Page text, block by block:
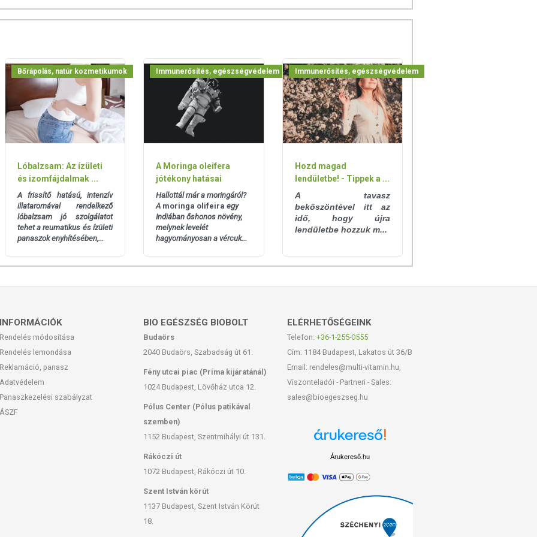
készült fagyasztva őrlésével, minimum 1%
feltüntetett időpontot.
védve. A készítményt a gyermekek elől el kell zárni.
Pharma Kft.
frissítjük, törekszünk arra, hogy naprakészek
a figyelmet, hogy ennek ellenére a webshopon szereplő
, összetétel-, és allergén információkat is) csak
eltérhetnek az élelmiszerek természetéből adódóan. A
csomagolásán találják meg.
A termék nem az orvosi kezelés helyettesítésére
elzárva tartandó!
levő európai uniós szabályozás szerint
Bár az étrend-kiegészítők kedvező élettani
eltérő lehet, jelölésük, megjelenítésük, és
a készítményeknek betegséget megelőző vagy gyógyító
Bőrápolás, natúr kozmetikumok
Lóbalzsam: Az ízületi
és izomfájdalmak ...
A frissítő hatású, intenzív
illataromával rendelkező
lóbalzsam jó szolgálatot
tehet a reumatikus és ízületi
panaszok enyhítésében,...
Immunerősítés, egészségvédelem
A Moringa oleifera
jótékony hatásai
Hallottál már a moringáról?
A moringa olifeira egy
Indiában őshonos növény,
melynek levelét
hagyományosan a vércuk...
Immunerősítés, egészségvédelem
Hozd magad
lendületbe! - Tippek a ...
A tavasz
beköszöntével itt az
idő, hogy újra
lendületbe hozzuk m...
INFORMÁCIÓK
Rendelés módosítása
Rendelés lemondása
Reklamáció, panasz
Adatvédelem
Panaszkezelési szabályzat
ÁSZF
BIO EGÉSZSÉG BIOBOLT
Budaörs
2040 Budaörs, Szabadság út 61.
Fény utcai piac (Príma kijáratánál)
1024 Budapest, Lövőház utca 12.
Pólus Center (Pólus patikával
szemben)
1152 Budapest, Szentmihályi út 131.
Rákóczi út
1072 Budapest, Rákóczi út 10.
Szent István körút
1137 Budapest, Szent István Körút
18.
ELÉRHETŐSÉGEINK
Telefon: +36-1-255-0555
Cím: 1184 Budapest, Lakatos út 36/B
Email: rendeles@multi-vitamin.hu,
Viszonteladói - Partneri - Sales:
sales@bioegeszseg.hu
Árukereső.hu